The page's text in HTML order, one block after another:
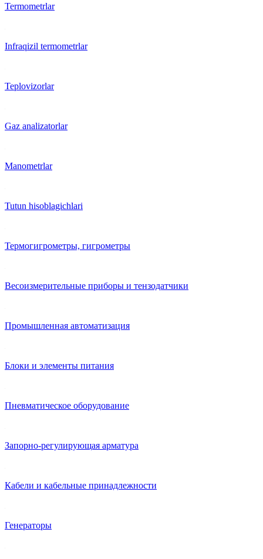
Termometrlar
Infraqizil termometrlar
Teplovizorlar
Gaz analizatorlar
Manometrlar
Tutun hisoblagichlari
Термогигрометры, гигрометры
Весоизмерительные приборы и тензодатчики
Промышленная автоматизация
Блоки и элементы питания
Пневматическое оборудование
Запорно-регулирующая арматура
Кабели и кабельные принадлежности
Генераторы